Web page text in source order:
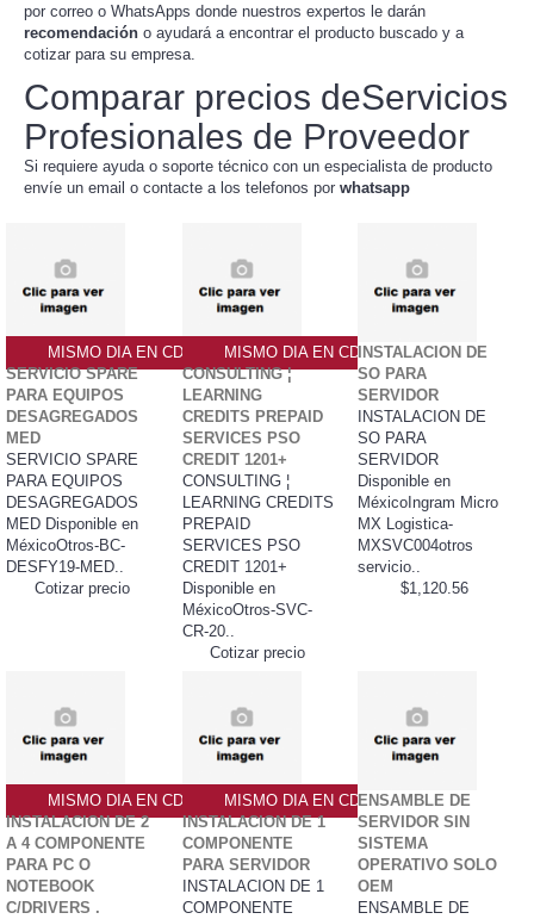
por correo o WhatsApps donde nuestros expertos le darán
recomendación o ayudará a encontrar el producto buscado y a
cotizar para su empresa.
Comparar precios deServicios
Profesionales de Proveedor
Si requiere ayuda o soporte técnico con un especialista de producto
envíe un email o contacte a los telefonos por whatsapp
MISMO DIA EN CDMX
SERVICIO SPARE
PARA EQUIPOS
DESAGREGADOS
MED
SERVICIO SPARE
PARA EQUIPOS
DESAGREGADOS
MED Disponible en
MéxicoOtros-BC-
DESFY19-MED..
Cotizar precio
MISMO DIA EN CDMX
CONSULTING ¦
LEARNING
CREDITS PREPAID
SERVICES PSO
CREDIT 1201+
CONSULTING ¦
LEARNING CREDITS
PREPAID
SERVICES PSO
CREDIT 1201+
Disponible en
MéxicoOtros-SVC-
CR-20..
Cotizar precio
INSTALACION DE
SO PARA
SERVIDOR
INSTALACION DE
SO PARA
SERVIDOR
Disponible en
MéxicoIngram Micro
MX Logistica-
MXSVC004otros
servicio..
$1,120.56
MISMO DIA EN CDMX
INSTALACION DE 2
A 4 COMPONENTE
PARA PC O
NOTEBOOK
C/DRIVERS .
MISMO DIA EN CDMX
INSTALACION DE 1
COMPONENTE
PARA SERVIDOR
INSTALACION DE 1
COMPONENTE
ENSAMBLE DE
SERVIDOR SIN
SISTEMA
OPERATIVO SOLO
OEM
ENSAMBLE DE